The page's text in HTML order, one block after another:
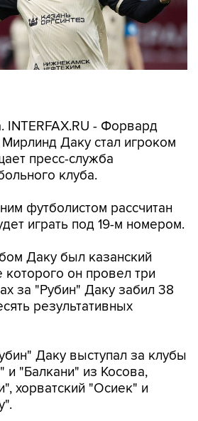
INTERFAX.RU - Форвард
Даку стал игроком
пресс-служба
клуба.
футболистом рассчитан
играть под 19-м номером.
Даку был казанский
которого он провел три
за "Рубин" Даку забил 38
результативных
Даку выступал за клубы
и "Балкани" из Косова,
хорватский "Осиек" и